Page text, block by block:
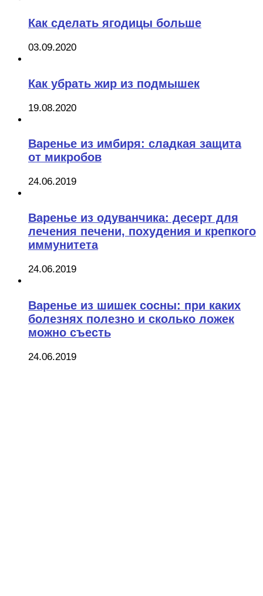
Как сделать ягодицы больше
03.09.2020
Как убрать жир из подмышек
19.08.2020
Варенье из имбиря: сладкая защита
от микробов
24.06.2019
Варенье из одуванчика: десерт для
лечения печени, похудения и крепкого
иммунитета
24.06.2019
Варенье из шишек сосны: при каких
болезнях полезно и сколько ложек
можно съесть
24.06.2019